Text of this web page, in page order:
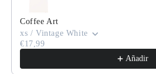
Coffee Art
xs / Vintage White
€17,99
Añadir